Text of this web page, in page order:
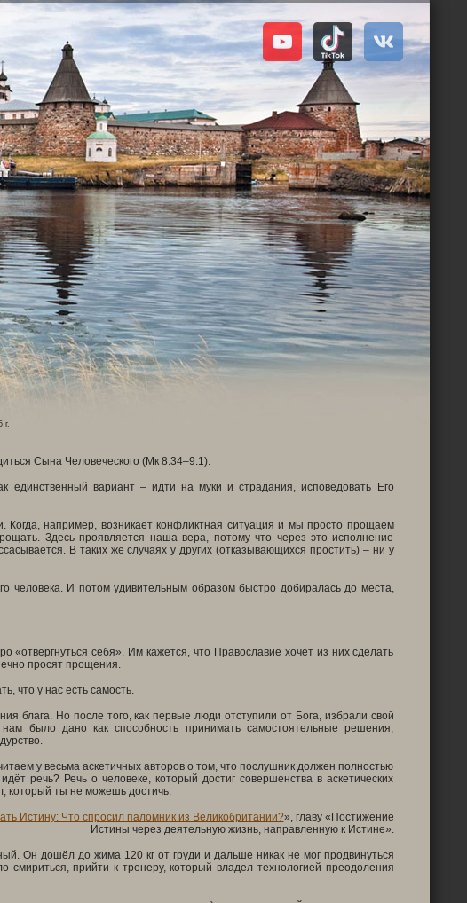
г.
Сына Человеческого (Мк 8.34–9.1).
единственный вариант – идти на муки и страдания, исповедовать Его
Когда, например, возникает конфликтная ситуация и мы просто прощаем
Здесь проявляется наша вера, потому что через это исполнение
В таких же случаях у других (отказывающихся простить) – ни у
человека. И потом удивительным образом быстро добиралась до места,
себя». Им кажется, что Православие хочет из них сделать
просят прощения.
что у нас есть самость.
блага. Но после того, как первые люди отступили от Бога, избрали свой
было дано как способность принимать самостоятельные решения,
у весьма аскетичных авторов о том, что послушник должен полностью
речь? Речь о человеке, который достиг совершенства в аскетических
который ты не можешь достичь.
Истину: Что спросил паломник из Великобритании?», главу «Постижение
Истины через деятельную жизнь, направленную к Истине».
Он дошёл до жима 120 кг от груди и дальше никак не мог продвинуться
прийти к тренеру, который владел технологией преодоления